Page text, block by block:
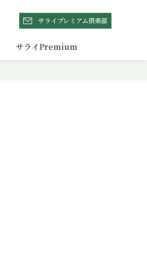
サライプレミアム倶楽部
サライPremium